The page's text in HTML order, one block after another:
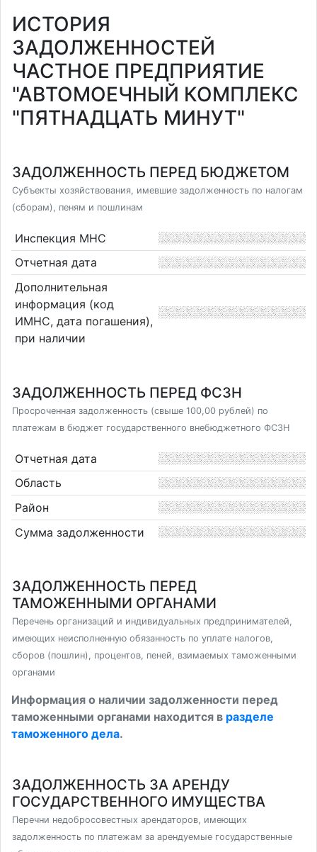
ИСТОРИЯ
ЗАДОЛЖЕННОСТЕЙ
ЧАСТНОЕ ПРЕДПРИЯТИЕ
"АВТОМОЕЧНЫЙ КОМПЛЕКС
"ПЯТНАДЦАТЬ МИНУТ"
ЗАДОЛЖЕННОСТЬ ПЕРЕД БЮДЖЕТОМ
Субъекты хозяйствования, имевшие задолженность по налогам
(сборам), пеням и пошлинам
Инспекция МНС
Отчетная дата
Дополнительная
информация (код
ИМНС, дата погашения),
при наличии
ЗАДОЛЖЕННОСТЬ ПЕРЕД ФСЗН
Просроченная задолженность (свыше 100,00 рублей) по
платежам в бюджет государственного внебюджетного ФСЗН
Отчетная дата
Область
Район
Сумма задолженности
ЗАДОЛЖЕННОСТЬ ПЕРЕД
ТАМОЖЕННЫМИ ОРГАНАМИ
Перечень организаций и индивидуальных предпринимателей,
имеющих неисполненную обязанность по уплате налогов,
сборов (пошлин), процентов, пеней, взимаемых таможенными
органами
Информация о наличии задолженности перед
таможенными органами находится в разделе
таможенного дела.
ЗАДОЛЖЕННОСТЬ ЗА АРЕНДУ
ГОСУДАРСТВЕННОГО ИМУЩЕСТВА
Перечни недобросовестных арендаторов, имеющих
задолженность по платежам за арендуемые государственные